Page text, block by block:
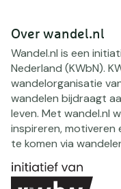
Over wandel.nl
Wandel.nl is een
Nederland (KWbN).
wandelorganisatie
wandelen bijdraagt
leven. Met wandel.nl
inspireren, motiveren
te komen via